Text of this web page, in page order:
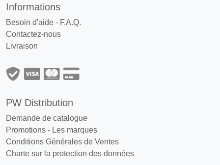
Informations
Besoin d'aide - F.A.Q.
Contactez-nous
Livraison
PW Distribution
Demande de catalogue
Promotions - Les marques
Conditions Générales de Ventes
Charte sur la protection des données